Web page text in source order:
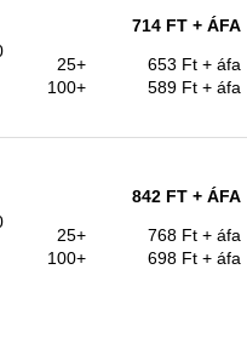
714 FT + ÁFA
25+
653 Ft + áfa
100+
589 Ft + áfa
842 FT + ÁFA
25+
768 Ft + áfa
100+
698 Ft + áfa